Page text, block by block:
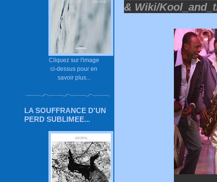
Cliquez sur l'image
ci-dessus pour en
savoir plus...
LA SOUFFRANCE D'UN
PERD SUBLIMEE...
& Wiki/